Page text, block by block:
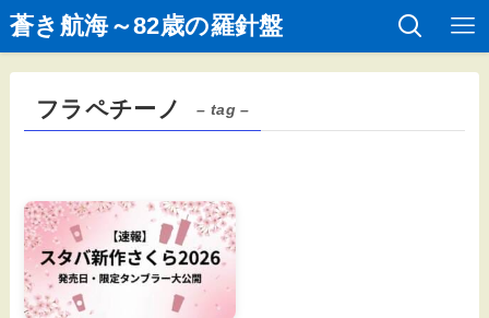
蒼き航海～82歳の羅針盤
フラペチーノ – tag –